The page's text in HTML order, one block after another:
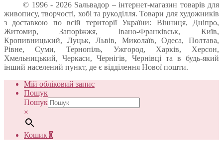
© 1996 - 2026 Sальвадор – інтернет-магазин товарів для
живопису, творчості, хобі та рукоділля. Товари для художників
з доставкою по всій території України: Вінниця, Дніпро,
Житомир, Запоріжжя, Івано-Франківськ, Київ,
Кропивницький, Луцьк, Львів, Миколаїв, Одеса, Полтава,
Рівне, Суми, Тернопіль, Ужгород, Харків, Херсон,
Хмельницький, Черкаси, Чернігів, Чернівці та в будь-який
інший населений пункт, де є відділення Нової пошти.
Мій обліковий запис
Пошук
Пошук
×
Кошик 0